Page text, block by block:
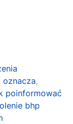
,
poinformować
bhp